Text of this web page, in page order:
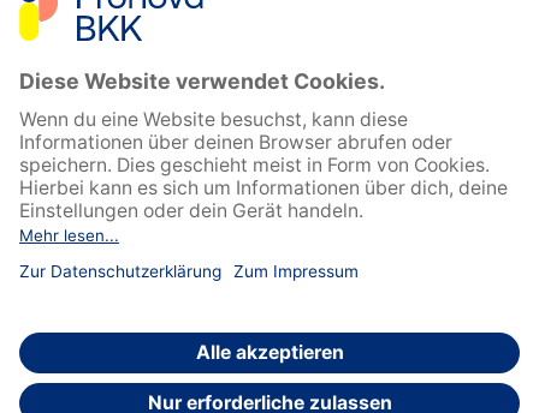
English
Cookie-Einstellungen